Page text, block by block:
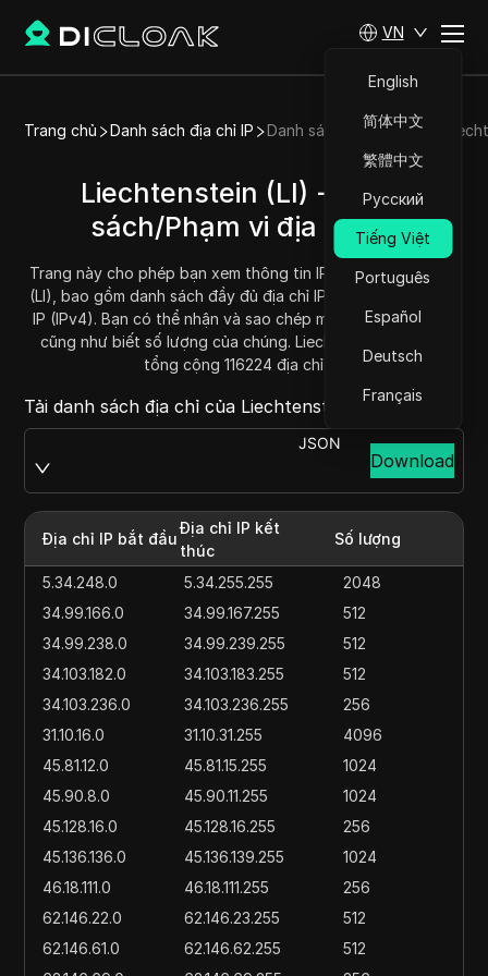
VN
English
简体中文
繁體中文
Русский
Tiếng Việt
Português
Español
Deutsch
Français
Trang chủ Danh sách địa chỉ IP Danh sách địa chỉ IP của
Liechtenstein (LI) - Danh
sách/Phạm vi địa chỉ IP
Trang này cho phép bạn xem thông tin IP của Liechtenstein
(LI), bao gồm danh sách đầy đủ địa chỉ IP và phạm vi địa chỉ
IP (IPv4). Bạn có thể nhận và sao chép mỗi phạm vi địa chỉ,
cũng như biết số lượng của chúng. Liechtenstein hiện có
tổng cộng 116224 địa chỉ IP.
Tải danh sách địa chỉ của Liechtenstein tại:
JSON
Download
Địa chỉ IP bắt đầu
Địa chỉ IP kết
thúc
Số lượng
5.34.248.0 5.34.255.255
2048
34.99.166.0
34.99.167.255
512
34.99.238.0
34.99.239.255
512
34.103.182.0
34.103.183.255
512
34.103.236.0
34.103.236.255
256
31.10.16.0
31.10.31.255
4096
45.81.12.0
45.81.15.255
1024
45.90.8.0
45.90.11.255
1024
45.128.16.0
45.128.16.255
256
45.136.136.0
45.136.139.255
1024
46.18.111.0
46.18.111.255
256
62.146.22.0
62.146.23.255
512
62.146.61.0
62.146.62.255
512